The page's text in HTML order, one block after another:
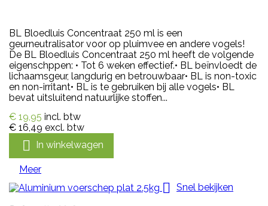
BL Bloedluis Concentraat 250 ml is een
geurneutralisator voor op pluimvee en andere vogels!
De BL Bloedluis Concentraat 250 ml heeft de volgende
eigenschppen: • Tot 6 weken effectief.• BL beïnvloedt de
lichaamsgeur, langdurig en betrouwbaar• BL is non-toxic
en non-irritant• BL is te gebruiken bij alle vogels• BL
bevat uitsluitend natuurlijke stoffen...
€ 19,95 incl. btw
€ 16,49 excl. btw
 In winkelwagen
Meer

Snel bekijken